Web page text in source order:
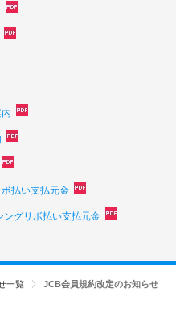
払い支払元金
ングリボ払い支払元金
一覧 JCB会員規約改定のお知らせ